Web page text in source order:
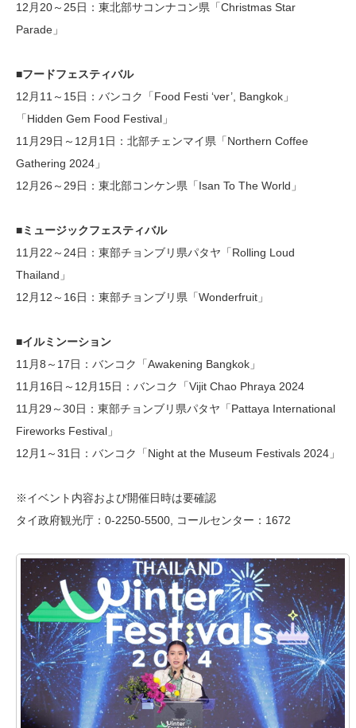
12月20～25日：東北部サコンナコン県「Christmas Star
Parade」
■フードフェスティバル
12月11～15日：バンコク「Food Festi ‘ver’, Bangkok」
「Hidden Gem Food Festival」
11月29日～12月1日：北部チェンマイ県「Northern Coffee
Gathering 2024」
12月26～29日：東北部コンケン県「Isan To The World」
■ミュージックフェスティバル
11月22～24日：東部チョンブリ県パタヤ「Rolling Loud
Thailand」
12月12～16日：東部チョンブリ県「Wonderfruit」
■イルミンーション
11月8～17日：バンコク「Awakening Bangkok」
11月16日～12月15日：バンコク「Vijit Chao Phraya 2024
11月29～30日：東部チョンブリ県パタヤ「Pattaya International
Fireworks Festival」
12月1～31日：バンコク「Night at the Museum Festivals 2024」
※イベント内容および開催日時は要確認
タイ政府観光庁：0-2250-5500, コールセンター：1672